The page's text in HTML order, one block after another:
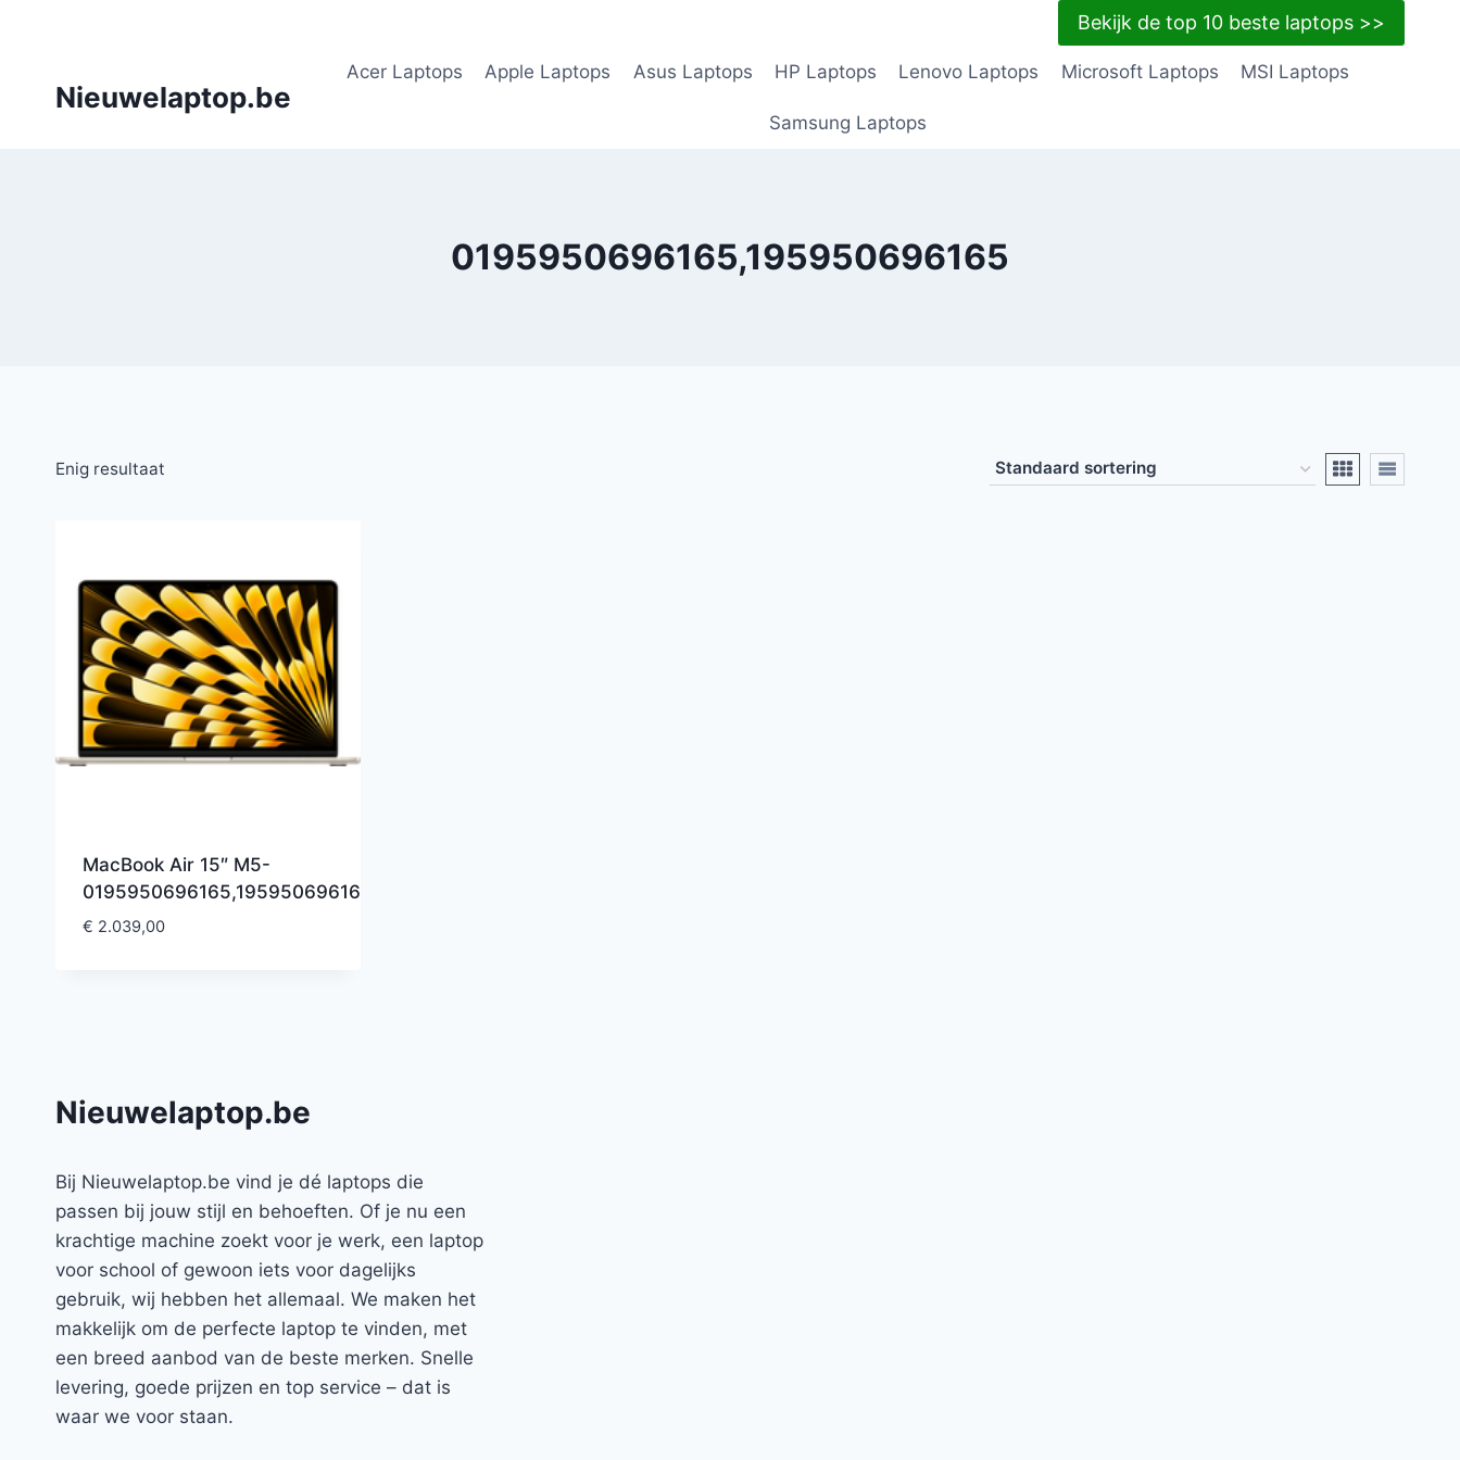
Bekijk de top 10 beste laptops >>
Nieuwelaptop.be
Acer Laptops Apple Laptops Asus Laptops HP Laptops Lenovo Laptops Microsoft Laptops MSI Laptops
Samsung Laptops
0195950696165,195950696165
Enig resultaat
MacBook Air 15″ M5-
0195950696165,195950696165
€ 2.039,00
Nieuwelaptop.be
Bij Nieuwelaptop.be vind je dé laptops die
passen bij jouw stijl en behoeften. Of je nu een
krachtige machine zoekt voor je werk, een laptop
voor school of gewoon iets voor dagelijks
gebruik, wij hebben het allemaal. We maken het
makkelijk om de perfecte laptop te vinden, met
een breed aanbod van de beste merken. Snelle
levering, goede prijzen en top service – dat is
waar we voor staan.